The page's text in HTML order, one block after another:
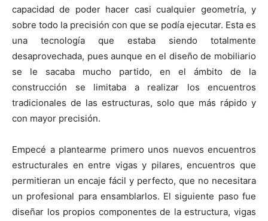
capacidad de poder hacer casi cualquier geometría, y
sobre todo la precisión con que se podía ejecutar. Esta es
una tecnología que estaba siendo totalmente
desaprovechada, pues aunque en el diseño de mobiliario
se le sacaba mucho partido, en el ámbito de la
construcción se limitaba a realizar los encuentros
tradicionales de las estructuras, solo que más rápido y
con mayor precisión.
Empecé a plantearme primero unos nuevos encuentros
estructurales en entre vigas y pilares, encuentros que
permitieran un encaje fácil y perfecto, que no necesitara
un profesional para ensamblarlos. El siguiente paso fue
diseñar los propios componentes de la estructura, vigas